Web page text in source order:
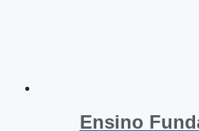
Ensino